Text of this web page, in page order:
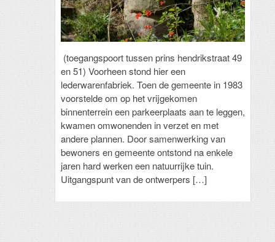
(toegangspoort tussen prins hendrikstraat 49
en 51) Voorheen stond hier een
lederwarenfabriek. Toen de gemeente in 1983
voorstelde om op het vrijgekomen
binnenterrein een parkeerplaats aan te leggen,
kwamen omwonenden in verzet en met
andere plannen. Door samenwerking van
bewoners en gemeente ontstond na enkele
jaren hard werken een natuurrijke tuin.
Uitgangspunt van de ontwerpers […]